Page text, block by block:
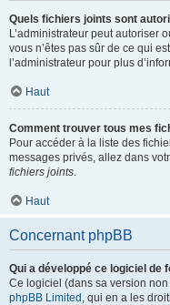
Quels fichiers joints sont
L’administrateur peut autoriser
vous n’êtes pas sûr de ce qui
l’administrateur pour plus
Haut
Comment trouver tous mes
Pour accéder à la liste des
messages privés, allez dans
fichiers joints.
Haut
Concernant phpBB
Qui a développé ce logiciel de
Ce logiciel (dans sa version
phpBB Limited , qui en a les